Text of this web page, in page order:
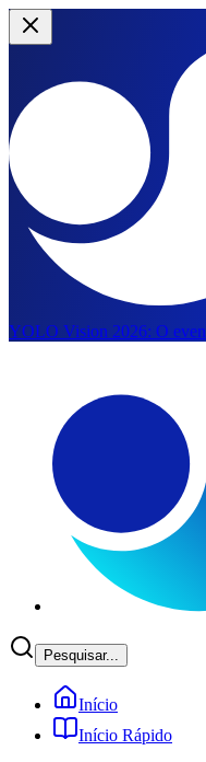
YOLO Vision 2026: O
Pesquisar...
Início
Início Rápido